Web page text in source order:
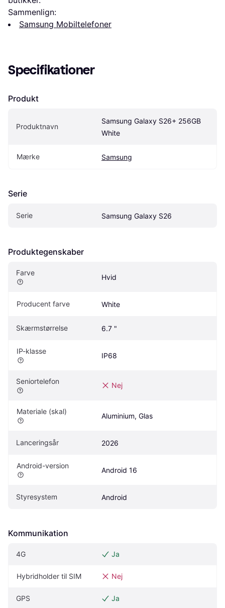
Sammenlign:
Samsung Mobiltelefoner
Specifikationer
Produkt
Produktnavn
Samsung Galaxy S26+ 256GB
White
Mærke Samsung
Serie
Serie Samsung Galaxy S26
Produktegenskaber
Farve
Hvid
Producent farve White
Skærmstørrelse 6.7 "
IP-klasse
IP68
Seniortelefon Nej
Materiale (skal)
Aluminium, Glas
Lanceringsår 2026
Android-version
Android 16
Styresystem Android
Kommunikation
4G Ja
Hybridholder til SIM Nej
GPS Ja